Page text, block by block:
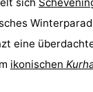
eine
ikonischen